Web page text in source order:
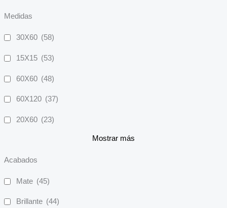
Medidas
30X60 (58)
15X15 (53)
60X60 (48)
60X120 (37)
20X60 (23)
Mostrar más
Acabados
Mate (45)
Brillante (44)